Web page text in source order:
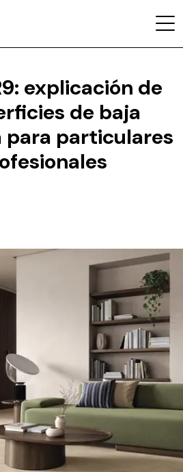
explicación de
de baja
para particulares